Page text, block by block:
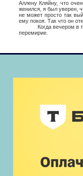
Аллену Кляйну, что
женился, я был уверен,
не может просто так
ему покоя. Так что он
Когда вечером в тот
перемирие.